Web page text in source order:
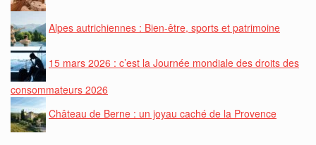
Alpes autrichiennes : Bien-être, sports et patrimoine
15 mars 2026 : c’est la Journée mondiale des droits des
consommateurs 2026
Château de Berne : un joyau caché de la Provence